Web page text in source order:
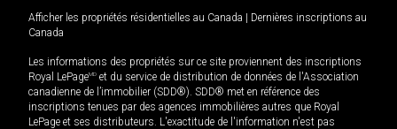
Afficher les propriétés résidentielles au Canada | Dernières inscriptions au
Canada
Les informations des propriétés sur ce site proviennent des inscriptions
Royal LePageMD et du service de distribution de données de l'Association
canadienne de l’immobilier (SDD®). SDD® met en référence des
inscriptions tenues par des agences immobilières autres que Royal
LePage et ses distributeurs. L'exactitude de l'information n'est pas